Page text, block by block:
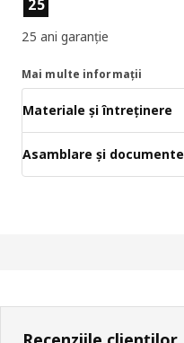
25
25 ani garanție
Mai multe informații
Materiale și întreținere
Asamblare și documente